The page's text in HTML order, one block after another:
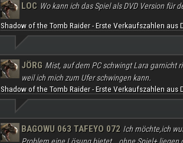
LOC Wo kann ich das Spiel als DVD Version für
Shadow of the Tomb Raider - Erste Verkaufszahlen aus
JÖRG Mist, auf dem PC schwingt Lara garnicht
weil ich mich zum Ufer schwingen kann.
Shadow of the Tomb Raider - Erste Verkaufszahlen aus
BAGOWU 063 TAFEYO 072 Ich möchte,ich